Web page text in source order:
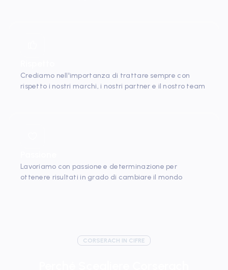
Crediamo nell'importanza di trattare sempre con
rispetto i nostri marchi, i nostri partner e il nostro team
Lavoriamo con passione e determinazione per
ottenere risultati in grado di cambiare il mondo
CORSERACH IN CIFRE